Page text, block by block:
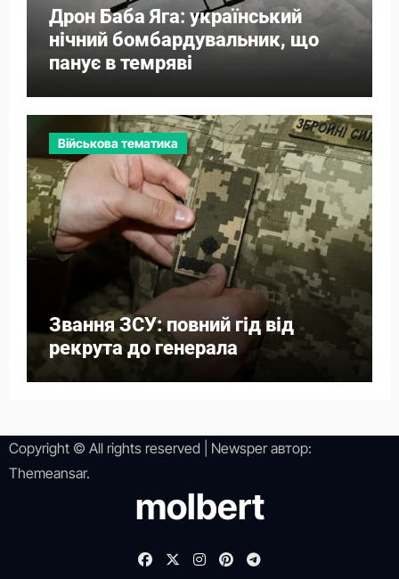
Дрон Баба Яга: український
нічний бомбардувальник, що
панує в темряві
Військова тематика
Звання ЗСУ: повний гід від
рекрута до генерала
Copyright © All rights reserved Newsperавтор:
Themeansar.
molbert